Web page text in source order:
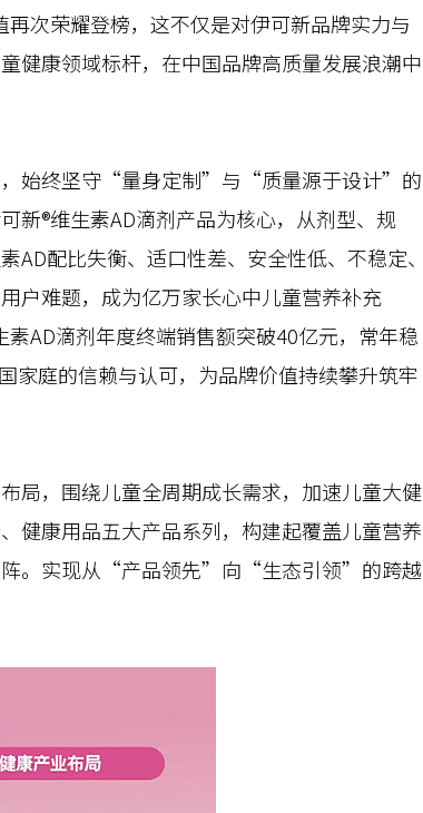
次荣耀登榜，这不仅是对伊可新品牌实力与
健康领域标杆，在中国品牌高质量发展浪潮中
始终坚守“量身定制”与“质量源于设计”的
新®维生素AD滴剂产品为核心，从剂型、规
配比失衡、适口性差、安全性低、不稳定、
户难题，成为亿万家长心中儿童营养补充
AD滴剂年度终端销售额突破40亿元，常年稳
家庭的信赖与认可，为品牌价值持续攀升筑牢
，围绕儿童全周期成长需求，加速儿童大健
健康用品五大产品系列，构建起覆盖儿童营养
阵。实现从“产品领先”向“生态引领”的跨越